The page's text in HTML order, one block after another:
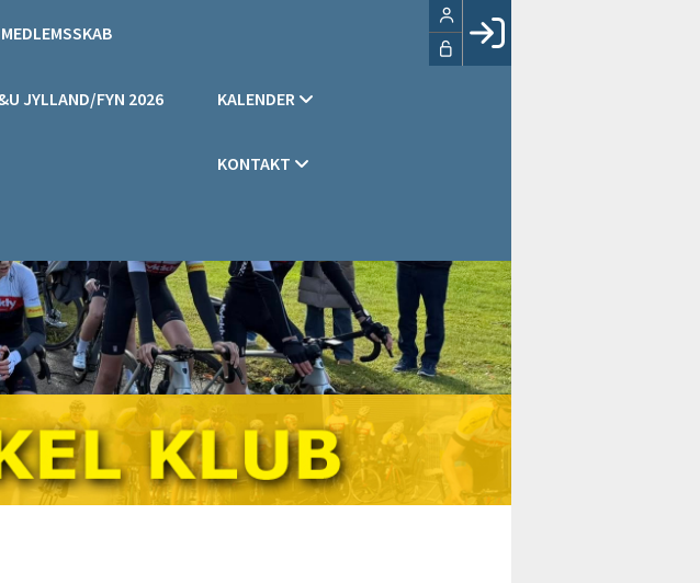
MEDLEMSSKAB
JYLLAND/FYN 2026 KALENDER
KONTAKT